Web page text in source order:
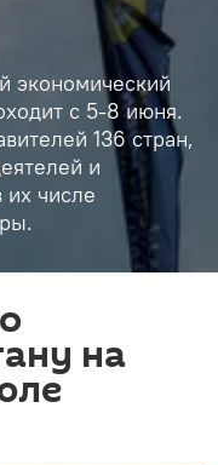
экономический
с 5-8 июня.
136 стран,
и
их числе
на